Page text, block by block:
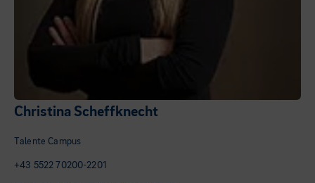
Christina Scheffknecht
Talente Campus
+43 5522 70200-2201